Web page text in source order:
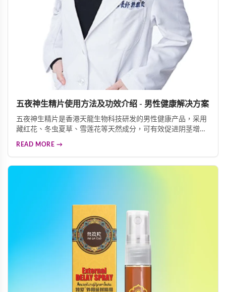
五夜神生精片使用方法及功效介绍 - 男性健康解决方案
五夜神生精片是香港天龍生物科技研发的男性健康产品，采用
藏红花、冬虫夏草、雪莲花等天然成分，可有效促进阴茎增
用安全无副作用，适合阳痿早洩、弱精、勃起功能障碍等男性
READ MORE →